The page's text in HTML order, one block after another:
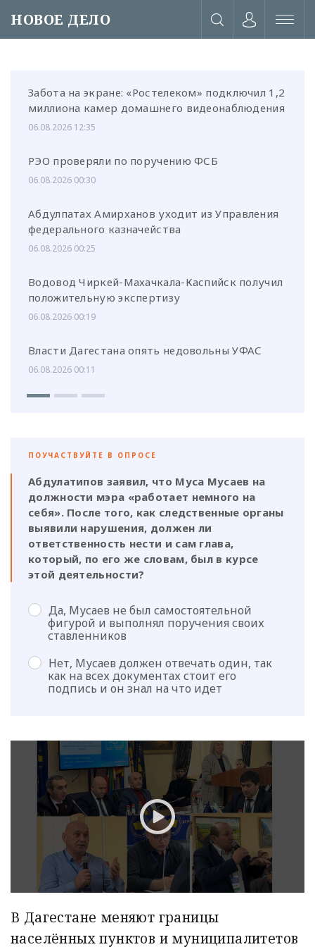
НОВОЕ ДЕЛО
или через соц. сети
В Дагестане меняют границы
населённых пунктов и муниципалитетов
Забота на экране: «Ростелеком» подключил 1,2
миллиона камер домашнего видеонаблюдения
06.08.2026 12:35
РЭО проверяли по поручению ФСБ
06.08.2026 00:30
Абдулпатах Амирханов уходит из Управления
федерального казначейства
06.08.2026 00:25
Водовод Чиркей-Махачкала-Каспийск получил
положительную экспертизу
06.08.2026 00:19
Власти Дагестана опять недовольны УФАС
06.08.2026 00:11
ПОУЧАСТВУЙТЕ В ОПРОСЕ
Абдулатипов заявил, что Муса Мусаев на
должности мэра «работает немного на
себя». После того, как следственные органы
выявили нарушения, должен ли
ответственность нести и сам глава,
который, по его же словам, был в курсе
этой деятельности?
Да, Мусаев не был самостоятельной
фигурой и выполнял поручения своих
ставленников
Нет, Мусаев должен отвечать один, так
как на всех документах стоит его
подпись и он знал на что идет